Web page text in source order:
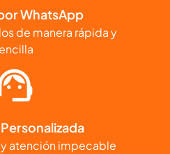
WhatsApp
de manera rápida y
atención impecable